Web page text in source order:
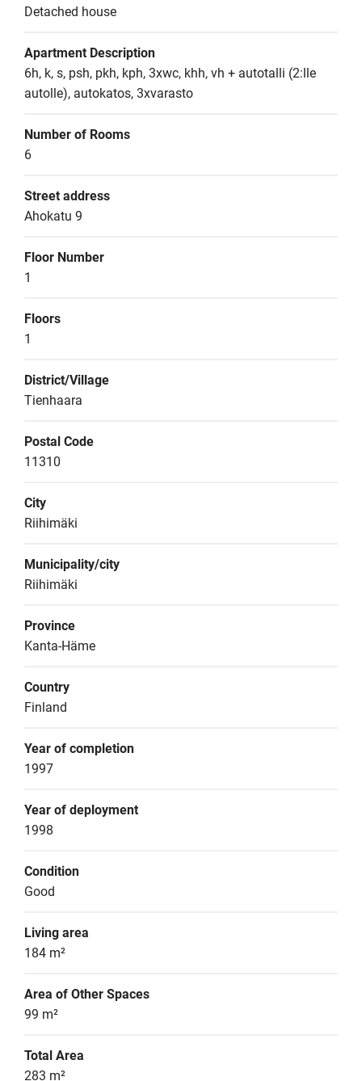
Detached house
Apartment Description
6h, k, s, psh, pkh, kph, 3xwc, khh, vh + autotalli (2:lle
autolle), autokatos, 3xvarasto
Number of Rooms
6
Street address
Ahokatu 9
Floor Number
1
Floors
1
District/Village
Tienhaara
Postal Code
11310
City
Riihimäki
Municipality/city
Riihimäki
Province
Kanta-Häme
Country
Finland
Year of completion
1997
Year of deployment
1998
Condition
Good
Living area
184 m²
Area of Other Spaces
99 m²
Total Area
283 m²